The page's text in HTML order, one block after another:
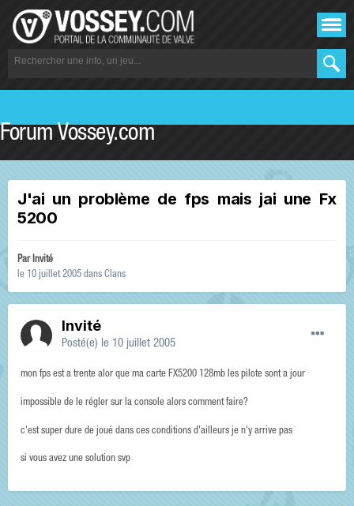
Forum Vossey.com
J'ai un problème de fps mais jai une Fx
5200
Par Invité
le 10 juillet 2005 dans Clans
Invité
Posté(e) le 10 juillet 2005
mon fps est a trente alor que ma carte FX5200 128mb les pilote sont a jour
impossible de le régler sur la console alors comment faire?
c'est super dure de joué dans ces conditions d'ailleurs je n'y arrive pas
si vous avez une solution svp